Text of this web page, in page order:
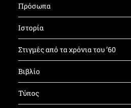
Πρόσωπα
Ιστορία
Στιγμές από τα χρόνια του ’60
Βιβλίο
Τύπος